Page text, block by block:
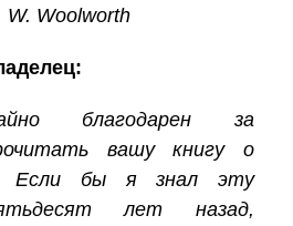
W. Woolworth
благодарен за
вашу книгу о
Если бы я знал эту
лет назад,